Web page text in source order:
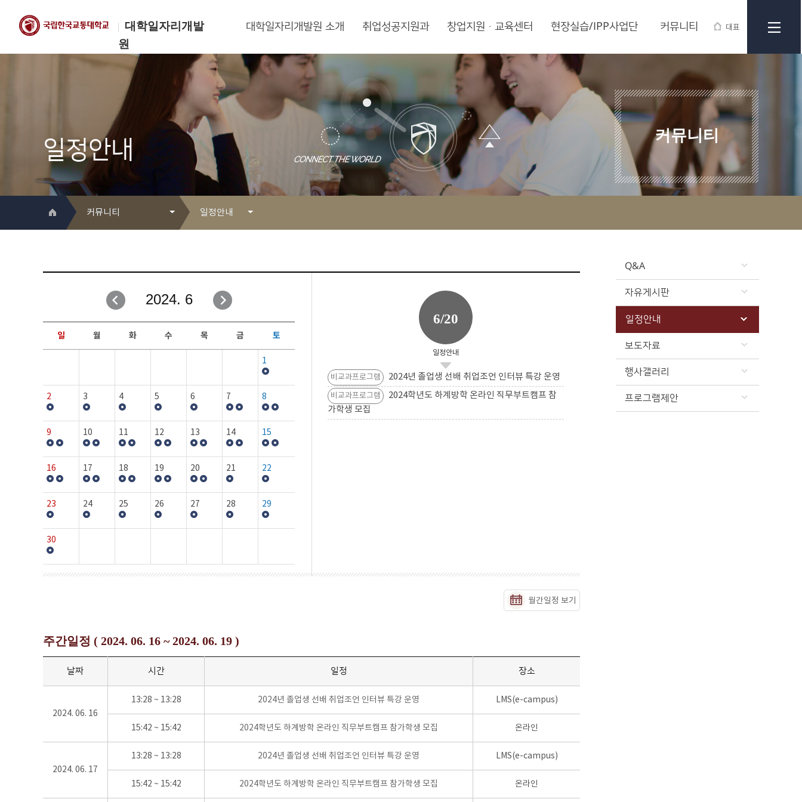
대학일자리개발
원
대표
한국교통대학교
대학일자리개발원
대학일자리개발원 소개 취업성공지원과 창업지원·교육센터 현장실습/IPP사업단 커뮤니티
일정안내
커뮤니티
커뮤니티
취업성공지원과
창업지원·교육센터
현장실습/IPP사업단
커뮤니티
일정안내
자유게시판
일정안내
보도자료
행사갤러리
Q&A
자유게시판
일정안내
보도자료
행사갤러리
프로그램제안
2024. 6
일 월 화 수 목 금 토
1
2 3 4 5 6 7 8
9 10 11 12 13 14 15
16 17 18 19 20 21 22
23 24 25 26 27 28 29
30
6/20
일정안내
비교과프로그램 2024년 졸업생 선배 취업조언 인터뷰 특강 운영
비교과프로그램
2024학년도 하계방학 온라인 직무부트캠프 참
가학생 모집
월간일정 보기
주간일정 ( 2024. 06. 16 ~ 2024. 06. 19 )
날짜 시간 일정 장소
2024. 06. 16
13:28 ~ 13:28 2024년 졸업생 선배 취업조언 인터뷰 특강 운영 LMS(e-campus)
15:42 ~ 15:42 2024학년도 하계방학 온라인 직무부트캠프 참가학생 모집 온라인
2024. 06. 17
13:28 ~ 13:28 2024년 졸업생 선배 취업조언 인터뷰 특강 운영 LMS(e-campus)
15:42 ~ 15:42 2024학년도 하계방학 온라인 직무부트캠프 참가학생 모집 온라인